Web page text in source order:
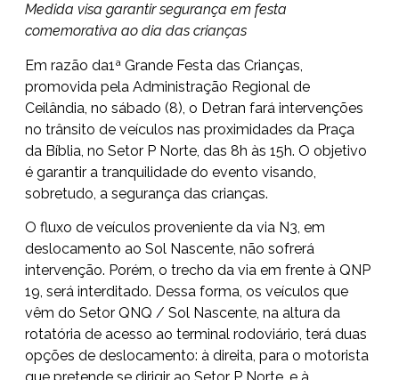
Medida visa garantir segurança em festa
comemorativa ao dia das crianças
Em razão da1ª Grande Festa das Crianças,
promovida pela Administração Regional de
Ceilândia, no sábado (8), o Detran fará intervenções
no trânsito de veículos nas proximidades da Praça
da Bíblia, no Setor P Norte, das 8h às 15h. O objetivo
é garantir a tranquilidade do evento visando,
sobretudo, a segurança das crianças.
O fluxo de veículos proveniente da via N3, em
deslocamento ao Sol Nascente, não sofrerá
intervenção. Porém, o trecho da via em frente à QNP
19, será interditado. Dessa forma, os veículos que
vêm do Setor QNQ / Sol Nascente, na altura da
rotatória de acesso ao terminal rodoviário, terá duas
opções de deslocamento: à direita, para o motorista